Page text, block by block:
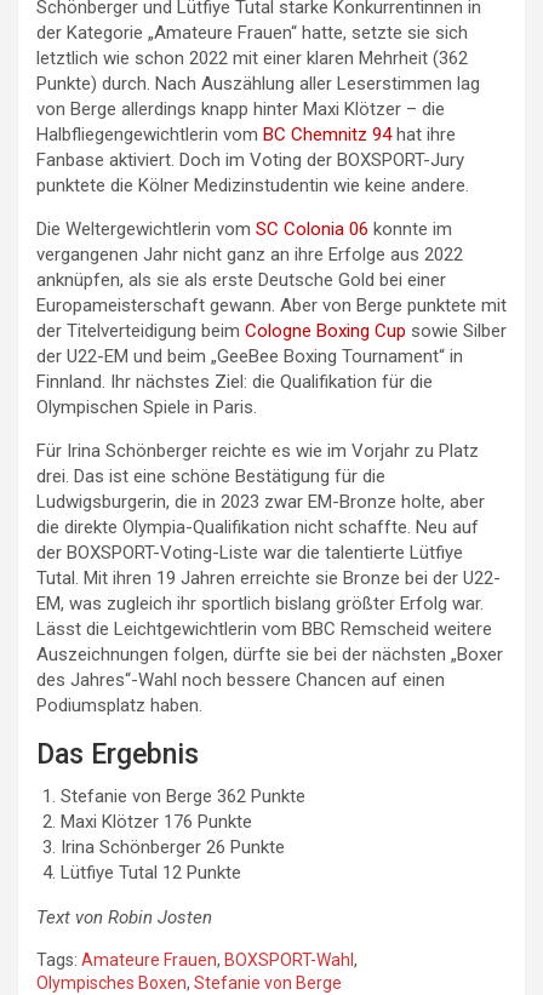
Schönberger und Lütfiye Tutal starke Konkurrentinnen in
der Kategorie „Amateure Frauen“ hatte, setzte sie sich
letztlich wie schon 2022 mit einer klaren Mehrheit (362
Punkte) durch. Nach Auszählung aller Leserstimmen lag
von Berge allerdings knapp hinter Maxi Klötzer – die
Halbfliegengewichtlerin vom BC Chemnitz 94hat ihre
Fanbase aktiviert. Doch im Voting der BOXSPORT-Jury
punktete die Kölner Medizinstudentin wie keine andere.
Die Weltergewichtlerin vom SC Colonia 06 konnte im
vergangenen Jahr nicht ganz an ihre Erfolge aus 2022
anknüpfen, als sie als erste Deutsche Gold bei einer
Europameisterschaft gewann. Aber von Berge punktete mit
der Titelverteidigung beim Cologne Boxing Cup sowie Silber
der U22-EM und beim „GeeBee Boxing Tournament“ in
Finnland. Ihr nächstes Ziel: die Qualifikation für die
Olympischen Spiele in Paris.
Für Irina Schönberger reichte es wie im Vorjahr zu Platz
drei. Das ist eine schöne Bestätigung für die
Ludwigsburgerin, die in 2023 zwar EM-Bronze holte, aber
die direkte Olympia-Qualifikation nicht schaffte. Neu auf
der BOXSPORT-Voting-Liste war die talentierte Lütfiye
Tutal. Mit ihren 19 Jahren erreichte sie Bronze bei der U22-
EM, was zugleich ihr sportlich bislang größter Erfolg war.
Lässt die Leichtgewichtlerin vom BBC Remscheid weitere
Auszeichnungen folgen, dürfte sie bei der nächsten „Boxer
des Jahres“-Wahl noch bessere Chancen auf einen
Podiumsplatz haben.
Das Ergebnis
Stefanie von Berge 362 Punkte
Maxi Klötzer 176 Punkte
Irina Schönberger 26 Punkte
Lütfiye Tutal 12 Punkte
Text von Robin Josten
Tags: Amateure Frauen, BOXSPORT-Wahl ,
Olympisches Boxen, Stefanie von Berge